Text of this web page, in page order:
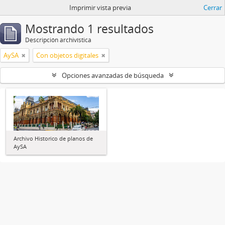
Imprimir vista previa Cerrar
Mostrando 1 resultados
Descripción archivística
AySA Con objetos digitales
Opciones avanzadas de búsqueda
Archivo Historico de planos de
AySA